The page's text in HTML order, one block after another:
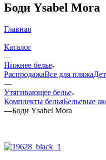
Боди Ysabel Mora
Главная
—
Каталог
—
Нижнее белье
РаспродажаВсе для пляжа
—
Утягивающее белье
Комплекты бельяБельевые
—Боди Ysabel Mora